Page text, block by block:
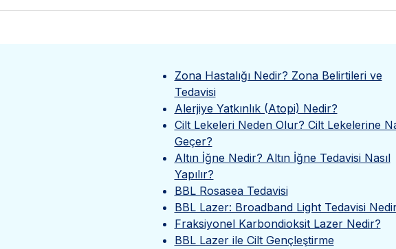
Zona Hastalığı Nedir? Zona Belirtileri ve
Tedavisi
Alerjiye Yatkınlık (Atopi) Nedir?
Cilt Lekeleri Neden Olur? Cilt Lekelerine
Geçer?
Altın İğne Nedir? Altın İğne Tedavisi Nasıl
Yapılır?
BBL Rosasea Tedavisi
BBL Lazer: Broadband Light Tedavisi
Fraksiyonel Karbondioksit Lazer Nedir?
BBL Lazer ile Cilt Gençleştirme